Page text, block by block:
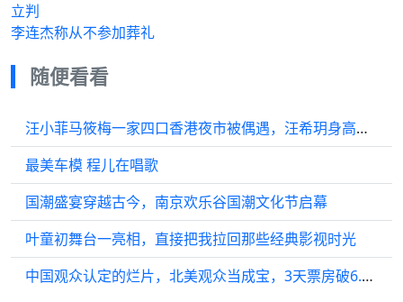
立判
李连杰称从不参加葬礼
随便看看
汪小菲马筱梅一家四口香港夜市被偶遇，汪希玥身高长相超像大S
最美车模 程儿在唱歌
国潮盛宴穿越古今，南京欢乐谷国潮文化节启幕
叶童初舞台一亮相，直接把我拉回那些经典影视时光
中国观众认定的烂片，北美观众当成宝，3天票房破6.3亿夺全球冠军